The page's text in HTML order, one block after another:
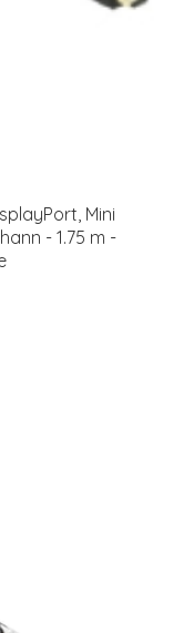
Mini
- 1.75 m -